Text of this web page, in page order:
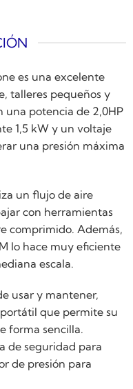
es una excelente
talleres pequeños y
una potencia de 2,0HP
1,5 kW y un voltaje
una presión máxima
un flujo de aire
con herramientas
comprimido. Además,
lo hace muy eficiente
escala.
usar y mantener,
que permite su
forma sencilla.
de seguridad para
de presión para